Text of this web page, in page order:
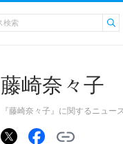
藤崎奈々子
『藤崎奈々子』に関するニュー